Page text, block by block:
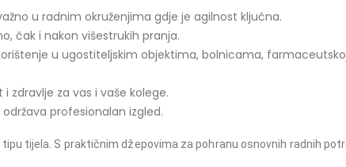
u radnim okruženjima gdje je agilnost ključna.
čak i nakon višestrukih pranja.
u ugostiteljskim objektima, bolnicama,
zdravlje za vas i vaše kolege.
profesionalan izgled.
tijela. S praktičnim džepovima za pohranu osnovnih radnih